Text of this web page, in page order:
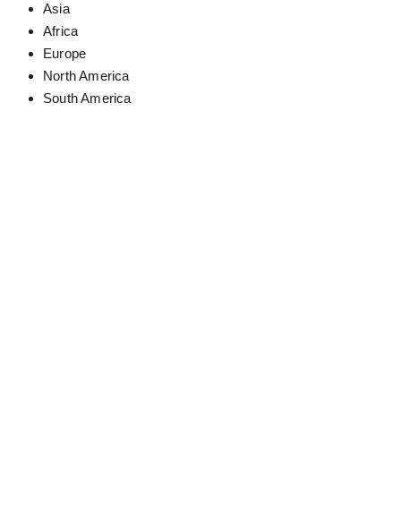
Asia
Africa
Europe
North America
South America